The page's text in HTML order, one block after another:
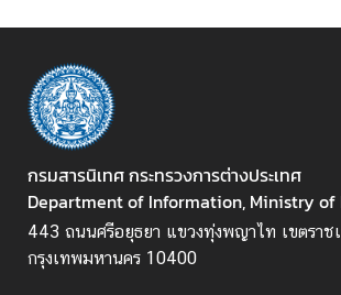
S
)
ก
า
ส่
ง
เ
ส
กรมสารนิเทศ กระทรวงการต่างประเทศ
Department of Information, Ministry of
443 ถนนศรีอยุธยา แขวงทุ่งพญาไท เขตราช
กรุงเทพมหานคร 10400